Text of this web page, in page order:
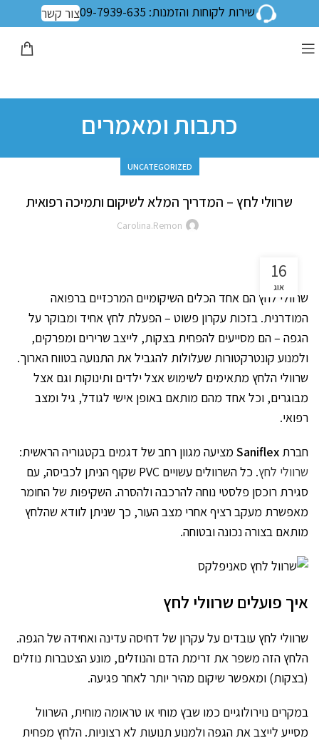
שירות לקוחות והזמנות: 09-7939-635 צור קשר
כתבות ומאמרים
UNCATEGORIZED
שרוולי לחץ – המדריך המלא לשיקום ותמיכה רפואית
Carolina.remon
16
אוג
שרוולי לחץ הם אחד הכלים השיקומיים המרכזיים ברפואה
המודרנית. בזכות עקרון פשוט – הפעלת לחץ אחיד ומבוקר על
הגפה – הם מסייעים להפחית בצקות, לייצב שרירים ומפרקים,
ולמנוע קונטרקטורות שעלולות להגביל את התנועה בטווח הארוך.
שרוולי הלחץ מתאימים לשימוש אצל ילדים ותינוקות וגם אצל
מבוגרים, וכל אחד מהם מותאם באופן אישי לגודל, גיל ומצב
רפואי.
חברת Saniflex מציעה מגוון רחב של דגמים בקטגוריה הראשית:
שרוולי לחץ
. כל השרוולים עשויים PVC שקוף הניתן לכביסה, עם
סגירת רוכסן פלסטי נוחה להרכבה ולהסרה. השקיפות של החומר
מאפשרת מעקב רציף אחרי מצב העור, כך שניתן לוודא שהלחץ
מותאם בצורה נכונה ובטוחה.
איך פועלים שרוולי לחץ
שרוולי לחץ עובדים על עקרון של דחיסה עדינה ואחידה של הגפה.
הלחץ הזה משפר את זרימת הדם והנוזלים, מונע הצטברות נוזלים
(בצקות) ומאפשר שיקום מהיר יותר לאחר פגיעה.
במקרים נוירולוגיים כמו שבץ מוחי או טראומה מוחית, השרוול
מסייע לייצב את הגפה ולמנוע תנועות לא רצוניות. הלחץ מפחית